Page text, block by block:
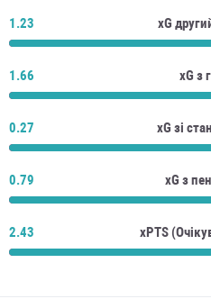
1.23 xG
1.66 xG з
0.27 xG зі
0.79 xG з
2.43 xPTS